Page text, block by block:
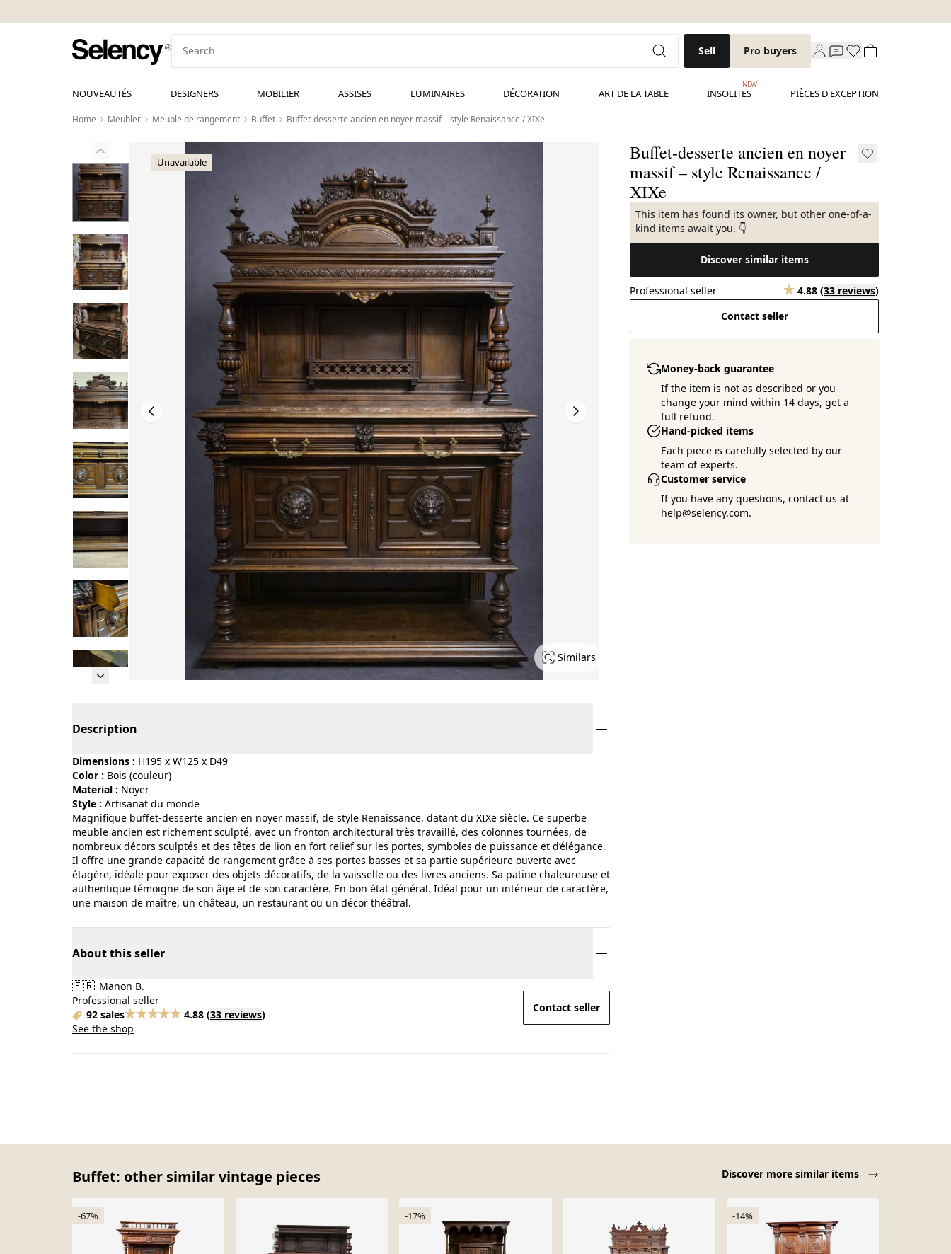
Sell Pro buyers
NOUVEAUTÉS DESIGNERS MOBILIER ASSISES LUMINAIRES DÉCORATION ART DE LA TABLE INSOLITES
NEW
PIÈCES D'EXCEPTION
Home Meubler Meuble de rangement Buffet Buffet-desserte ancien en noyer massif – style Renaissance / XIXe
Unavailable
Similars
Buffet-desserte ancien en noyer
massif – style Renaissance /
XIXe
This item has found its owner, but other one-of-a-
kind items await you. 👇
Discover similar items
Professional seller 4.88 (33 reviews)
Contact seller
Money-back guarantee
If the item is not as described or you
change your mind within 14 days, get a
full refund.
Hand-picked items
Each piece is carefully selected by our
team of experts.
Customer service
If you have any questions, contact us at
help@selency.com.
Description
Dimensions : H195 x W125 x D49
Color :
bois (couleur)
Material :
noyer
Style :
artisanat du monde
Magnifique buffet-desserte ancien en noyer massif, de style Renaissance, datant du XIXe siècle. Ce superbe
meuble ancien est richement sculpté, avec un fronton architectural très travaillé, des colonnes tournées, de
nombreux décors sculptés et des têtes de lion en fort relief sur les portes, symboles de puissance et d’élégance.
Il offre une grande capacité de rangement grâce à ses portes basses et sa partie supérieure ouverte avec
étagère, idéale pour exposer des objets décoratifs, de la vaisselle ou des livres anciens. Sa patine chaleureuse et
authentique témoigne de son âge et de son caractère. En bon état général. Idéal pour un intérieur de caractère,
une maison de maître, un château, un restaurant ou un décor théâtral.
About this seller
🇫🇷 Manon B.
Professional seller
92 sales
4.88 (33 reviews)
See the shop
Contact seller
Buffet: other similar vintage pieces Discover more similar items
-67% -17% -14%